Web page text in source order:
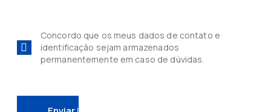
Concordo que os meus dados de contato e
identificação sejam armazenados
permanentemente em caso de dúvidas.